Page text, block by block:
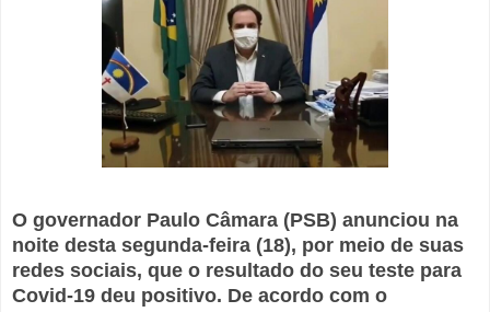
O governador Paulo Câmara (PSB) anunciou na
noite desta segunda-feira (18), por meio de suas
redes sociais, que o resultado do seu teste para
Covid-19 deu positivo. De acordo com o